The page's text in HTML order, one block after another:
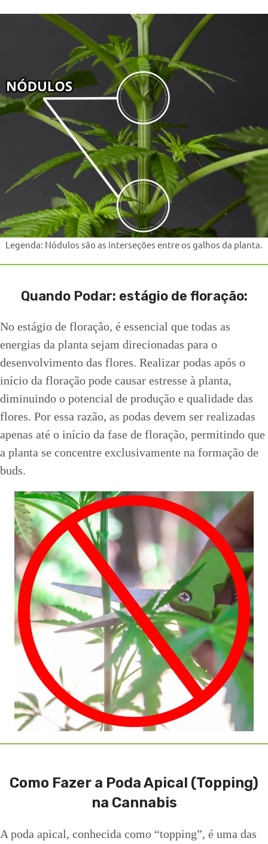
Legenda: Nódulos são as interseções entre os galhos da planta.
Quando Podar: estágio de floração:
No estágio de floração, é essencial que todas as
energias da planta sejam direcionadas para o
desenvolvimento das flores. Realizar podas após o
início da floração pode causar estresse à planta,
diminuindo o potencial de produção e qualidade das
flores. Por essa razão, as podas devem ser realizadas
apenas até o início da fase de floração, permitindo que
a planta se concentre exclusivamente na formação de
buds.
Como Fazer a Poda Apical (Topping)
na Cannabis
A poda apical, conhecida como “topping”, é uma das